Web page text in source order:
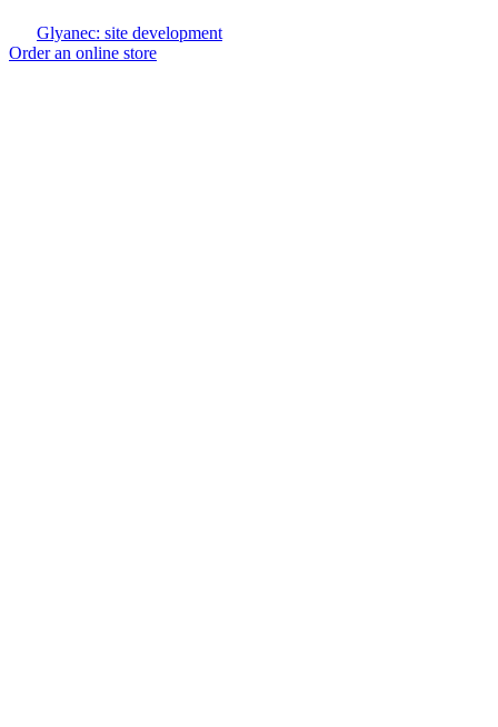
Glyanec: site development
Order an online store